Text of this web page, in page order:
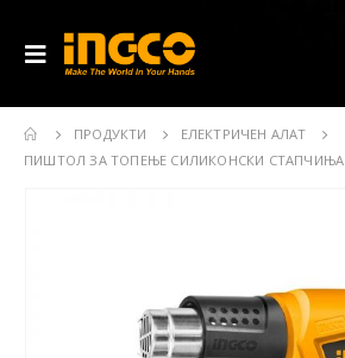
ПРОДУКТИ
ЕЛЕКТРИЧЕН АЛАТ
ПИШТОЛ ЗА ТОПЕЊЕ СИЛИКОНСКИ СТАПЧИЊА